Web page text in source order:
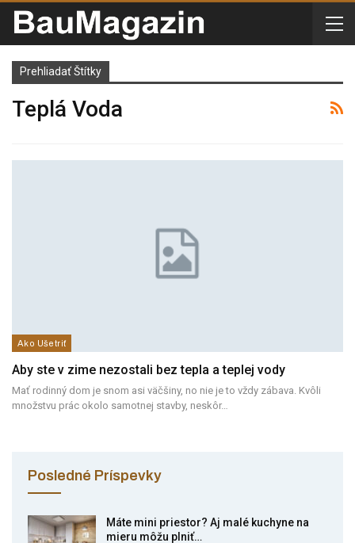
Prehliadať Štítky
Teplá Voda
Ako Ušetriť
Aby ste v zime nezostali bez tepla a teplej vody
Mať rodinný dom je snom asi väčšiny, no nie je to vždy zábava. Kvôli
množstvu prác okolo samotnej stavby, neskôr…
Posledné Príspevky
Máte mini priestor? Aj malé kuchyne na
mieru môžu plniť…